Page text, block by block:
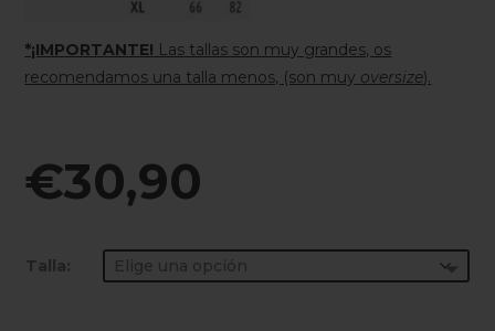
*¡IMPORTANTE! Las tallas son muy grandes, os
recomendamos una talla menos, (son muy oversize).
€30,90
Talla: